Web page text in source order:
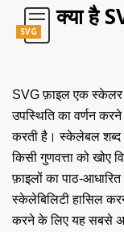
SVG
क्या है
SVG फ़ाइल एक स्केलर
उपस्थिति का वर्णन
करती है। स्केलेबल शब्द
किसी गुणवत्ता को खोए
फ़ाइलों का पाठ-
स्केलेबिलिटी हासिल
करने के लिए यह सबसे